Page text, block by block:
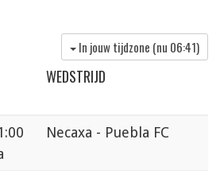
In jouw tijdzone (nu 06:41)
WEDSTRIJD
Necaxa - Puebla FC